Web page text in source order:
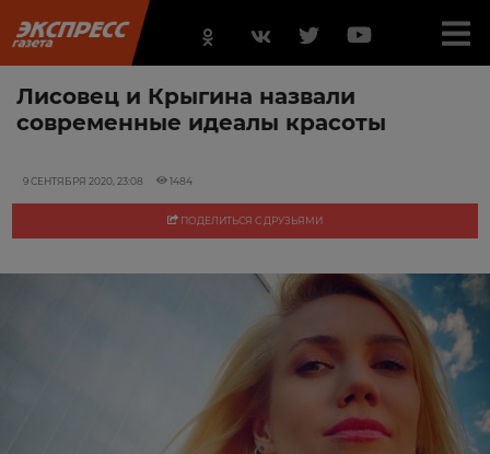
Лисовец и Крыгина назвали
современные идеалы красоты
9 СЕНТЯБРЯ 2020, 23:08 1484
ПОДЕЛИТЬСЯ С ДРУЗЬЯМИ